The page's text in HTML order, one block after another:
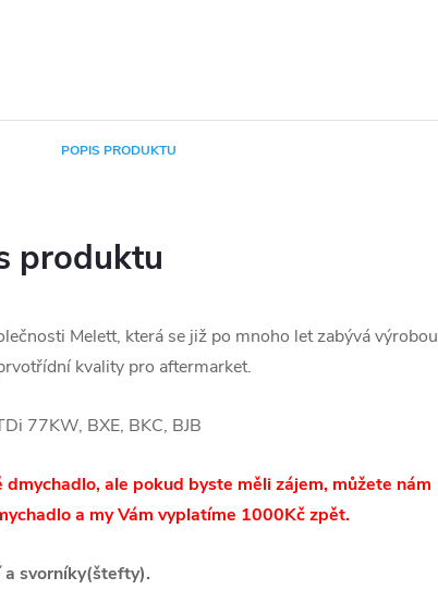
POPIS PRODUKTU
produktu
Melett, která se již po mnoho let zabývá výrobou
kvality pro aftermarket.
77KW, BXE, BKC, BJB
ale pokud byste měli zájem, můžete nám
a my Vám vyplatíme 1000Kč zpět.
a svorníky(štefty).